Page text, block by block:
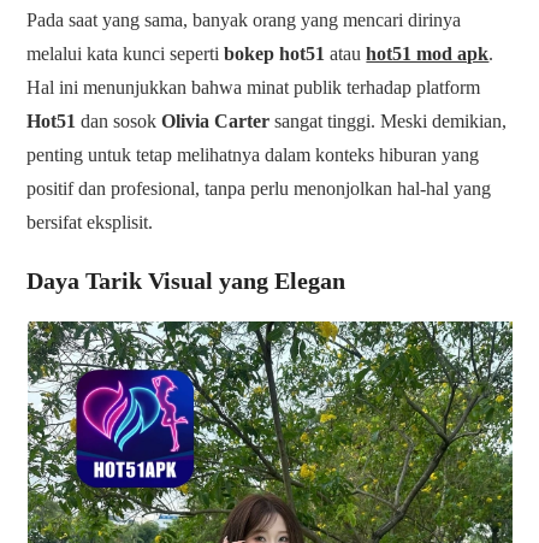
Pada saat yang sama, banyak orang yang mencari dirinya
melalui kata kunci sepertibokep hot51 atauhot51 mod apk.
Hal ini menunjukkan bahwa minat publik terhadap platform
Hot51 dan sosokOlivia Carter sangat tinggi. Meski demikian,
penting untuk tetap melihatnya dalam konteks hiburan yang
positif dan profesional, tanpa perlu menonjolkan hal-hal yang
bersifat eksplisit.
Daya Tarik Visual yang Elegan